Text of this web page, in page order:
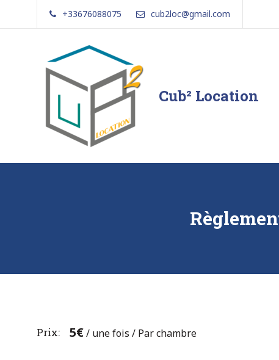
content
+33676088075 cub2loc@gmail.com
Cub² Location
vous!
Prix 5€/ une fois / Par chambre